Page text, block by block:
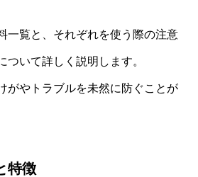
一覧と、それぞれを使う際の注意
ついて詳しく説明します。
がやトラブルを未然に防ぐことが
特徴